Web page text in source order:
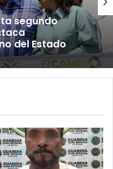
segundo
del Estado
en Parques
tras